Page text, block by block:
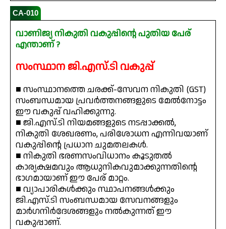
CA-010
വാണിജ്യ നികുതി വകുപ്പിന്റെ പുതിയ പേര്
എന്താണ് ?
സംസ്ഥാന ജി.എസ്.ടി വകുപ്പ്
■ സംസ്ഥാനത്തെ ചരക്ക്-സേവന നികുതി (GST)
സംബന്ധമായ പ്രവർത്തനങ്ങളുടെ മേൽനോട്ടം
ഈ വകുപ്പ് വഹിക്കുന്നു.
■ ജി.എസ്.ടി നിയമങ്ങളുടെ നടപ്പാക്കൽ,
നികുതി ശേഖരണം, പരിശോധന എന്നിവയാണ്
വകുപ്പിന്റെ പ്രധാന ചുമതലകൾ.
■ നികുതി ഭരണസംവിധാനം കൂടുതൽ
കാര്യക്ഷമവും ആധുനികവുമാക്കുന്നതിന്റെ
ഭാഗമായാണ് ഈ പേര് മാറ്റം.
■ വ്യാപാരികൾക്കും സ്ഥാപനങ്ങൾക്കും
ജി.എസ്.ടി സംബന്ധമായ സേവനങ്ങളും
മാർഗനിർദേശങ്ങളും നൽകുന്നത് ഈ
വകുപ്പാണ്.